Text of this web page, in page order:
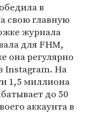
в
свою главную
журнала
для FHM,
она регулярно
Instagram. На
1,5 миллиона
до 50
аккаунта в